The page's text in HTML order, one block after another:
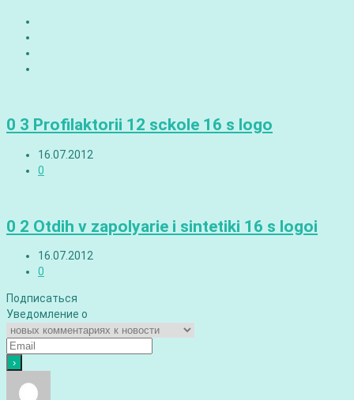
0 3 Profilaktorii 12 sckole 16 s logo
16.07.2012
0
0 2 Otdih v zapolyarie i sintetiki 16 s logoi
16.07.2012
0
Подписаться
Уведомление о